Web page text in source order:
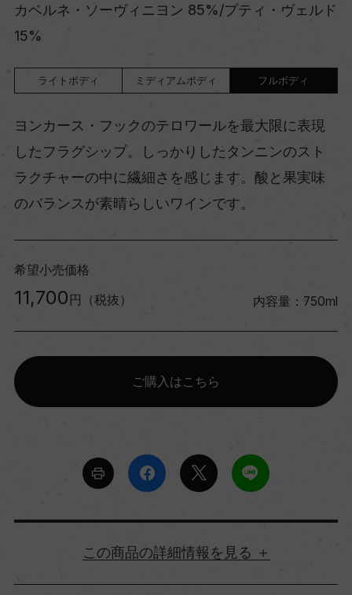
カベルネ・ソーヴィニヨン 85%/プティ・ヴェルド
15%
ライトボディ ミディアムボディ フルボディ
ヨンカース・フックのテロワールを最大限に表現
したフラグシップ。しっかりしたタンニンのスト
ラクチャーの中に繊細さを感じます。酸と果実味
のバランスが素晴らしいワインです。
希望小売価格
11,700 円（税抜） 内容量：750ml
ご購入はこちら
詳細情報